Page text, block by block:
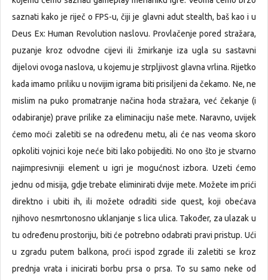
saznati kako je riječ o FPS-u, čiji je glavni adut stealth, baš kao i u
Deus Ex: Human Revolution naslovu. Provlačenje pored stražara,
puzanje kroz odvodne cijevi ili žmirkanje iza ugla su sastavni
dijelovi ovoga naslova, u kojemu je strpljivost glavna vrlina. Rijetko
kada imamo priliku u novijim igrama biti prisiljeni da čekamo. Ne, ne
mislim na puko promatranje načina hoda stražara, već čekanje (i
odabiranje) prave prilike za eliminaciju naše mete. Naravno, uvijek
ćemo moći zaletiti se na određenu metu, ali će nas veoma skoro
opkoliti vojnici koje neće biti lako pobijediti. No ono što je stvarno
najimpresivniji element u igri je mogućnost izbora. Uzeti ćemo
jednu od misija, gdje trebate eliminirati dvije mete. Možete im prići
direktno i ubiti ih, ili možete odraditi side quest, koji obećava
njihovo nesmrtonosno uklanjanje s lica ulica. Također, za ulazak u
tu određenu prostoriju, biti će potrebno odabrati pravi pristup. Ući
u zgradu putem balkona, proći ispod zgrade ili zaletiti se kroz
prednja vrata i inicirati borbu prsa o prsa. To su samo neke od